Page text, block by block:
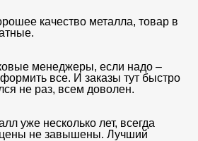
качество металла, товар в
менеджеры, если надо –
все. И заказы тут быстро
не раз, всем доволен.
уже несколько лет, всегда
цены не завышены. Лучший